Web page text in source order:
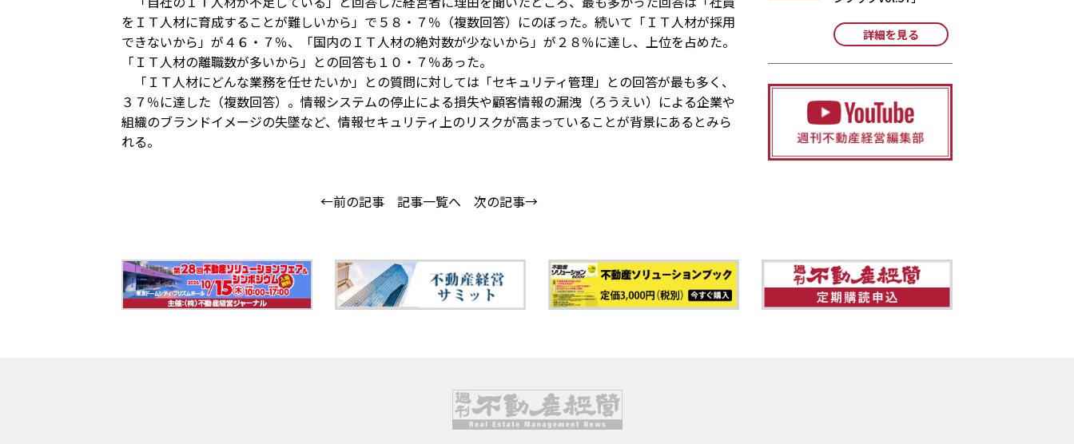
をＩＴ人材に育成することが難しいから」で５８・７％（複数回答）にのぼった。続いて「ＩＴ人材が採用
できないから」が４６・７％、「国内のＩＴ人材の絶対数が少ないから」が２８％に達し、上位を占めた。
「ＩＴ人材の離職数が多いから」との回答も１０・７％あった。
「ＩＴ人材にどんな業務を任せたいか」との質問に対しては「セキュリティ管理」との回答が最も多く、
３７％に達した（複数回答）。情報システムの停止による損失や顧客情報の漏洩（ろうえい）による企業や
組織のブランドイメージの失墜など、情報セキュリティ上のリスクが高まっていることが背景にあるとみら
れる。
←前の記事 記事一覧へ 次の記事→
詳細を見る